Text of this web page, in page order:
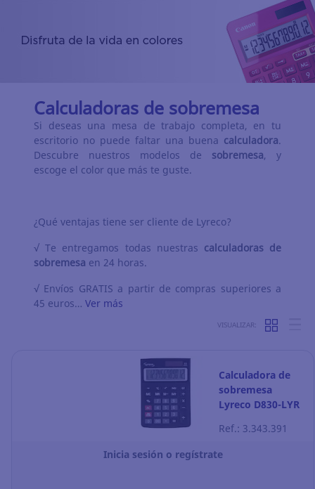
Calculadoras de sobremesa
Si deseas una mesa de trabajo completa, en tu
escritorio no puede faltar una buena calculadora.
Descubre nuestros modelos de sobremesa, y
escoge el color que más te guste.
¿Qué ventajas tiene ser cliente de Lyreco?
√ Te entregamos todas nuestras calculadoras de
sobremesa en 24 horas.
√ Envíos GRATIS a partir de compras superiores a
45 euros… Ver más
VISUALIZAR:
Calculadora de
sobremesa
Lyreco D830-LYR
negro
Ref.: 3.343.391
Inicia sesión o regístrate